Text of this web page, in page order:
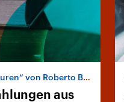
von Roberto Bolaño
aus